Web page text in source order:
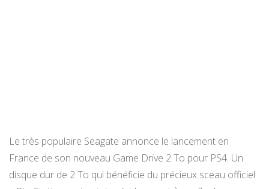
Le très populaire Seagate annonce le lancement en
France de son nouveau Game Drive 2 To pour PS4. Un
disque dur de 2 To qui bénéficie du précieux sceau officiel